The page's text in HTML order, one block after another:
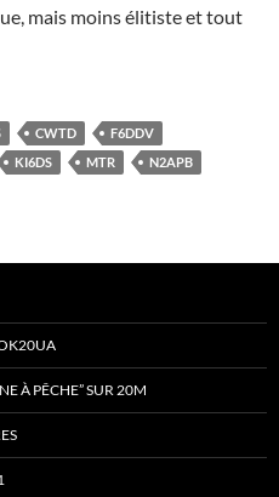
mais moins élitiste et tout
CWTD
F6DDV
KI6DS MTR
N2APB
À PÊCHE” SUR 20M